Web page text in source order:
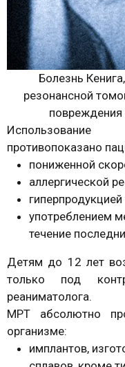
Болезнь
резонансной
повреждения
противопоказано
пониженной
аллергической
употреблением
течение
Детям до 12 лет
только под
реаниматолога.
МРТ абсолютно
организме:
имплантов,